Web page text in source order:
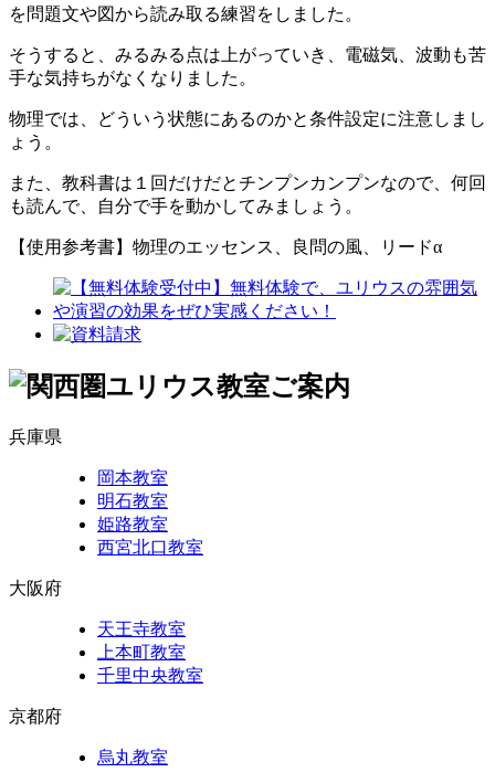
を問題文や図から読み取る練習をしました。
そうすると、みるみる点は上がっていき、電磁気、波動も苦
手な気持ちがなくなりました。
物理では、どういう状態にあるのかと条件設定に注意しまし
ょう。
また、教科書は１回だけだとチンプンカンプンなので、何回
も読んで、自分で手を動かしてみましょう。
【使用参考書】物理のエッセンス、良問の風、リードα
兵庫県
岡本教室
明石教室
姫路教室
西宮北口教室
大阪府
天王寺教室
上本町教室
千里中央教室
京都府
烏丸教室